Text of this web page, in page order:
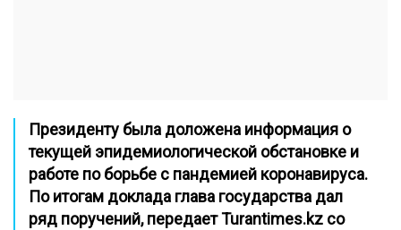
Президенту была доложена информация о
текущей эпидемиологической обстановке и
работе по борьбе с пандемией коронавируса.
По итогам доклада глава государства дал
ряд поручений, передаетTurantimes.kz со